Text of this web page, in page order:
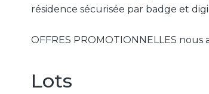
résidence sécurisée par badge et
OFFRES PROMOTIONNELLES
Lots